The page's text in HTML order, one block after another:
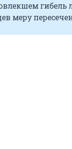
гибель
меру